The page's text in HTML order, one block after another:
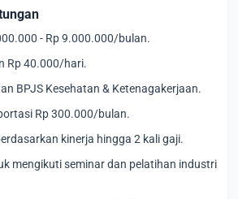
- Rp 9.000.000/bulan.
Rp 40.000/hari.
BPJS Kesehatan & Ketenagakerjaan.
Rp 300.000/bulan.
kinerja hingga 2 kali gaji.
mengikuti seminar dan pelatihan industri